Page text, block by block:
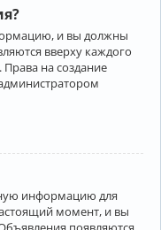
и вы должны
вверху каждого
на создание
информацию для
момент, и вы